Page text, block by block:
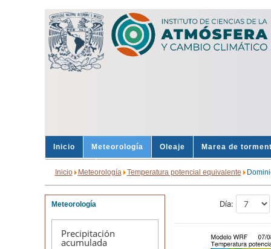
Inicio Meteorología Oleaje Marea de
Sondeos Alertas
Inicio Meteorología Temperatura potencial equivalente
Meteorología
Precipitación
acumulada